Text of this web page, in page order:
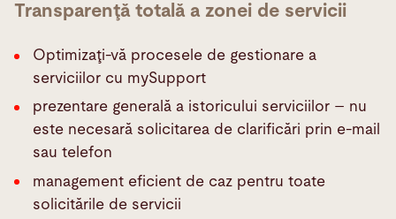
Transparenţă totală a zonei de servicii
Optimizaţi-vă procesele de gestionare a
serviciilor cu mySupport
prezentare generală a istoricului serviciilor – nu
este necesară solicitarea de clarificări prin e-mail
sau telefon
management eficient de caz pentru toate
solicitările de servicii